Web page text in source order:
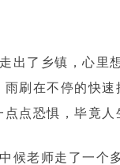
了乡镇，心里
刷在不停的快
点恐惧，毕竟人
老师走了一个